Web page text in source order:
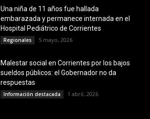
Una niña de 11 años fue hallada
embarazada y permanece internada en el
Hospital Pediátrico de Corrientes
Regionales 5 mayo, 2026
Malestar social en Corrientes por los bajos
sueldos públicos: el Gobernador no da
respuestas
Información destacada 1 abril, 2026